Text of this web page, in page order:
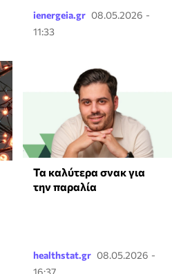
ienergeia.gr 08.05.2026 -
11:33
Τα καλύτερα σνακ για
την παραλία
healthstat.gr 08.05.2026 -
16:37